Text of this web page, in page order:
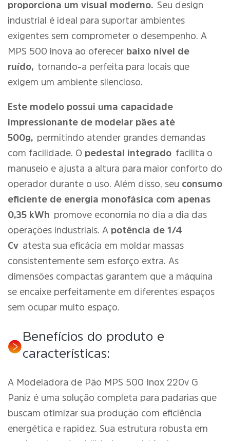
proporciona um visual moderno. Seu design
industrial é ideal para suportar ambientes
exigentes sem comprometer o desempenho. A
MPS 500 inova ao oferecer baixo nível de
ruído, tornando-a perfeita para locais que
exigem um ambiente silencioso.
Este modelo possui uma capacidade
impressionante de modelar pães até
500g, permitindo atender grandes demandas
com facilidade. O pedestal integrado facilita o
manuseio e ajusta a altura para maior conforto do
operador durante o uso. Além disso, seu consumo
eficiente de energia monofásica com apenas
0,35 kWh promove economia no dia a dia das
operações industriais. A potência de 1/4
Cv atesta sua eficácia em moldar massas
consistentemente sem esforço extra. As
dimensões compactas garantem que a máquina
se encaixe perfeitamente em diferentes espaços
sem ocupar muito espaço.
Benefícios do produto e
características:
A Modeladora de Pão MPS 500 Inox 220v G
Paniz é uma solução completa para padarias que
buscam otimizar sua produção com eficiência
energética e rapidez. Sua estrutura robusta em